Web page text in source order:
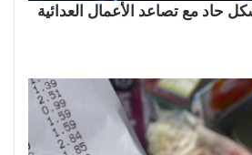
حاد مع تصاعد الأعمال العدائية